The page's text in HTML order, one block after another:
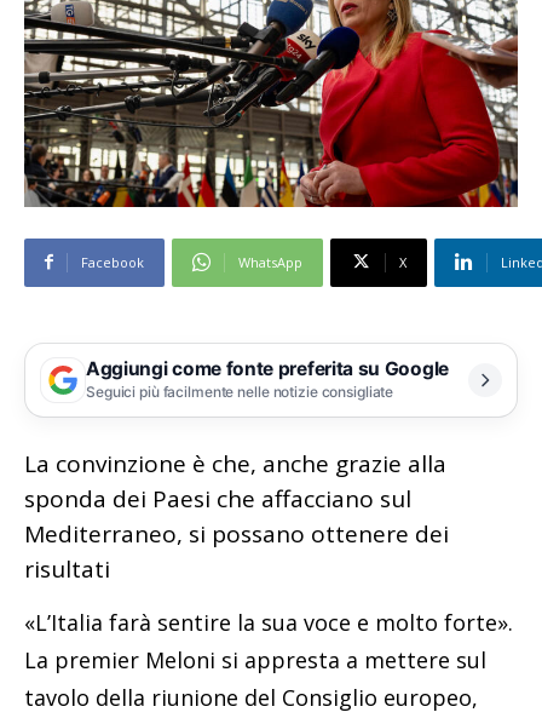
Facebook WhatsApp X
Aggiungi come fonte preferita su Google
Seguici più facilmente nelle notizie consigliate
La convinzione è che, anche grazie alla
sponda dei Paesi che affacciano sul
Mediterraneo, si possano ottenere dei
risultati
«L’Italia farà sentire la sua voce e molto forte».
La premier Meloni si appresta a mettere sul
tavolo della riunione del Consiglio europeo,